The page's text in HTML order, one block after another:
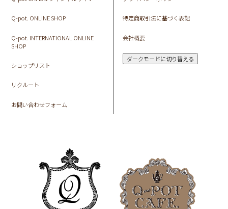
Q-pot. ONLINE SHOP
Q-pot. INTERNATIONAL ONLINE
SHOP
ショップリスト
リクルート
お問い合わせフォーム
特定商取引法に基づく表記
会社概要
ダークモードに切り替える